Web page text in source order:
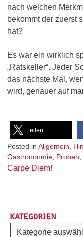
nach welchen
bekommt der zuerst
hat?
Es war ein wirklich
„Ratskeller“. Jeder
das nächste Mal,
wird, genauer auf
teilen
Posted in Allgemein
Gastrononmie Proben
Beitragsnavigation
Carpe Diem!
KATEGORIEN
Kategorien
Kategorie